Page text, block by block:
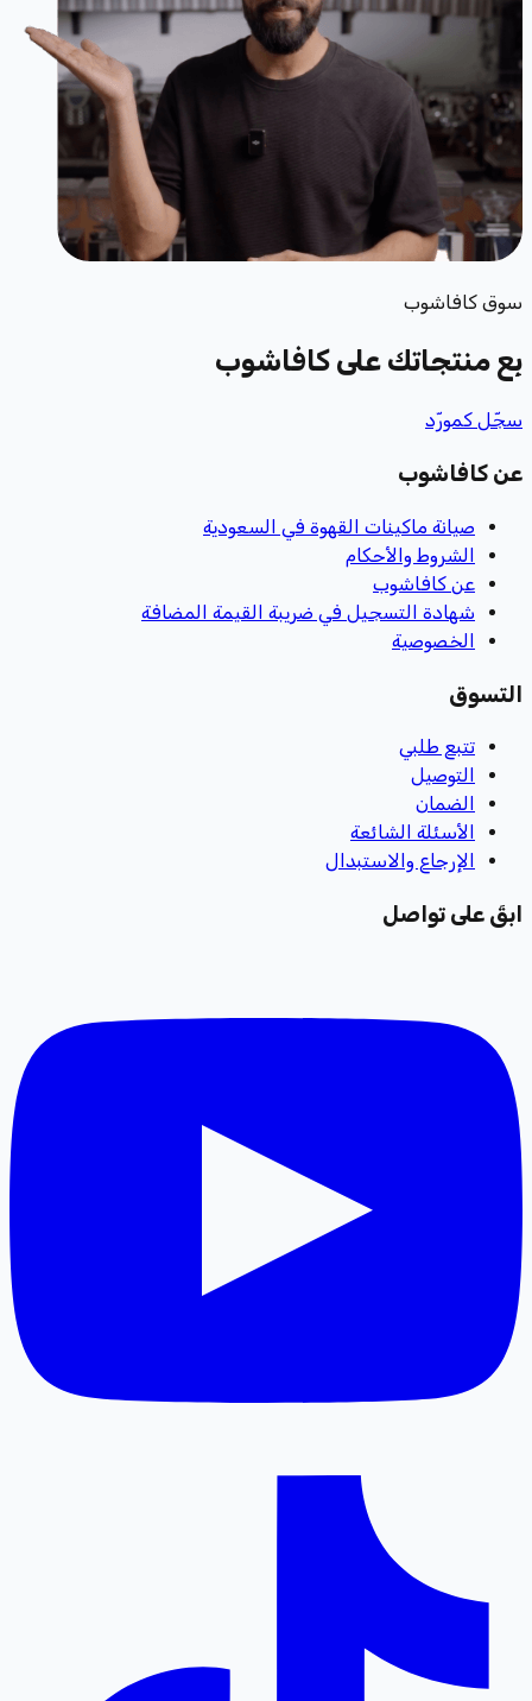
سوق كافاشوب
بِع منتجاتك على كافاشوب
سجّل كمورّد
عن كافاشوب
صيانة ماكينات القهوة في السعودية
الشروط والأحكام
عن كافاشوب
شهادة التسجيل في ضريبة القيمة المضافة
الخصوصية
التسوق
تتبع طلبي
التوصيل
الضمان
الأسئلة الشائعة
الإرجاع والاستبدال
ابقَ على تواصل